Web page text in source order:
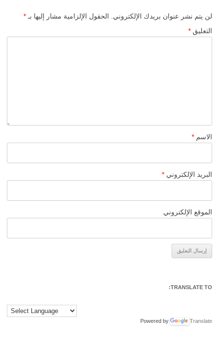
لن يتم نشر عنوان بريدك الإلكتروني. الحقول الإلزامية مشار إليها بـ *
التعليق *
الاسم *
البريد الإلكتروني *
الموقع الإلكتروني
TRANSLATE TO:
Powered by Translate